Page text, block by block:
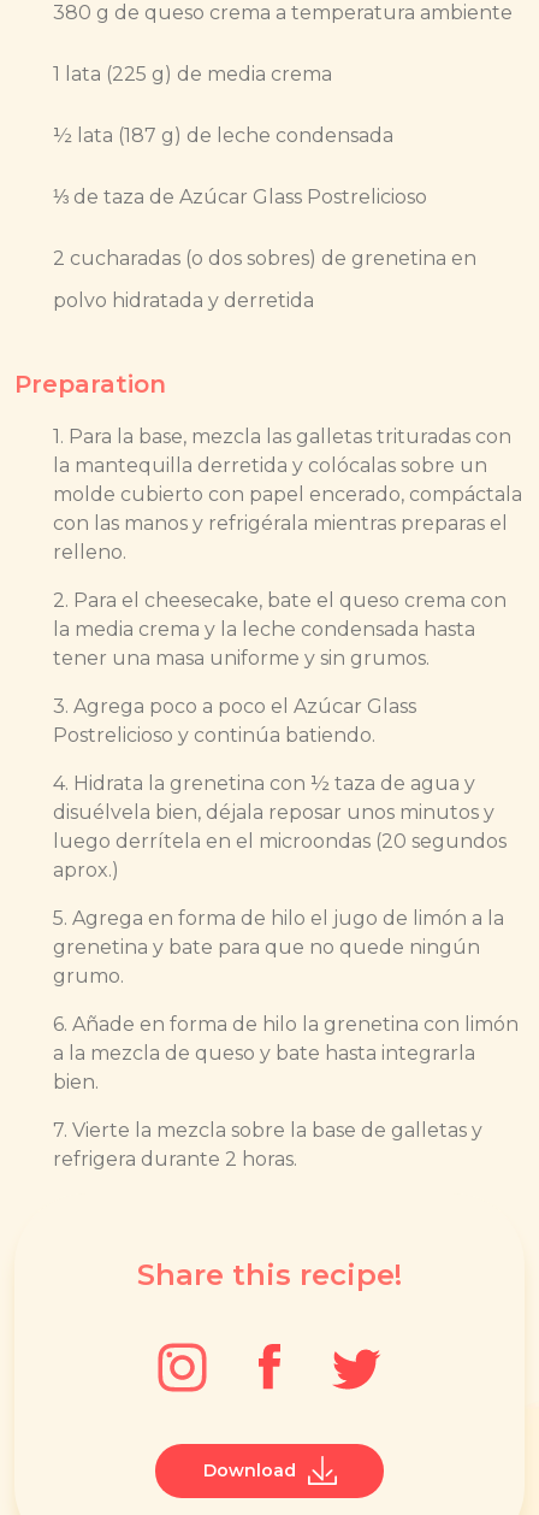
380 g de queso crema a temperatura ambiente
1 lata (225 g) de media crema
½ lata (187 g) de leche condensada
⅓ de taza de Azúcar Glass Postrelicioso
2 cucharadas (o dos sobres) de grenetina en
polvo hidratada y derretida
Preparation
1. Para la base, mezcla las galletas trituradas con
la mantequilla derretida y colócalas sobre un
molde cubierto con papel encerado, compáctala
con las manos y refrigérala mientras preparas el
relleno.
2. Para el cheesecake, bate el queso crema con
la media crema y la leche condensada hasta
tener una masa uniforme y sin grumos.
3. Agrega poco a poco el Azúcar Glass
Postrelicioso y continúa batiendo.
4. Hidrata la grenetina con ½ taza de agua y
disuélvela bien, déjala reposar unos minutos y
luego derrítela en el microondas (20 segundos
aprox.)
5. Agrega en forma de hilo el jugo de limón a la
grenetina y bate para que no quede ningún
grumo.
6. Añade en forma de hilo la grenetina con limón
a la mezcla de queso y bate hasta integrarla
bien.
7. Vierte la mezcla sobre la base de galletas y
refrigera durante 2 horas.
Share this recipe!
Download